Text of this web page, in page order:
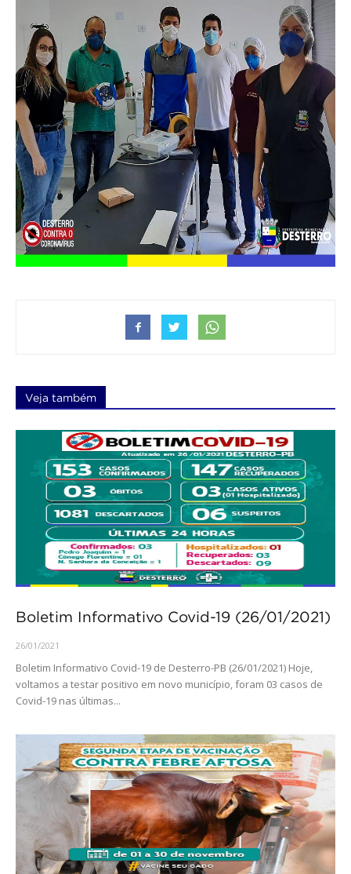
Veja também
Boletim Informativo Covid-19 (26/01/2021)
26/01/2021
Boletim Informativo Covid-19 de Desterro-PB (26/01/2021) Hoje,
voltamos a testar positivo em novo município, foram 03 casos de
Covid-19 nas últimas...